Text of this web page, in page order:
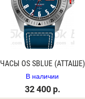
ЧАСЫ OS SBLUE (АТТАШЕ)
В наличии
32 400 р.